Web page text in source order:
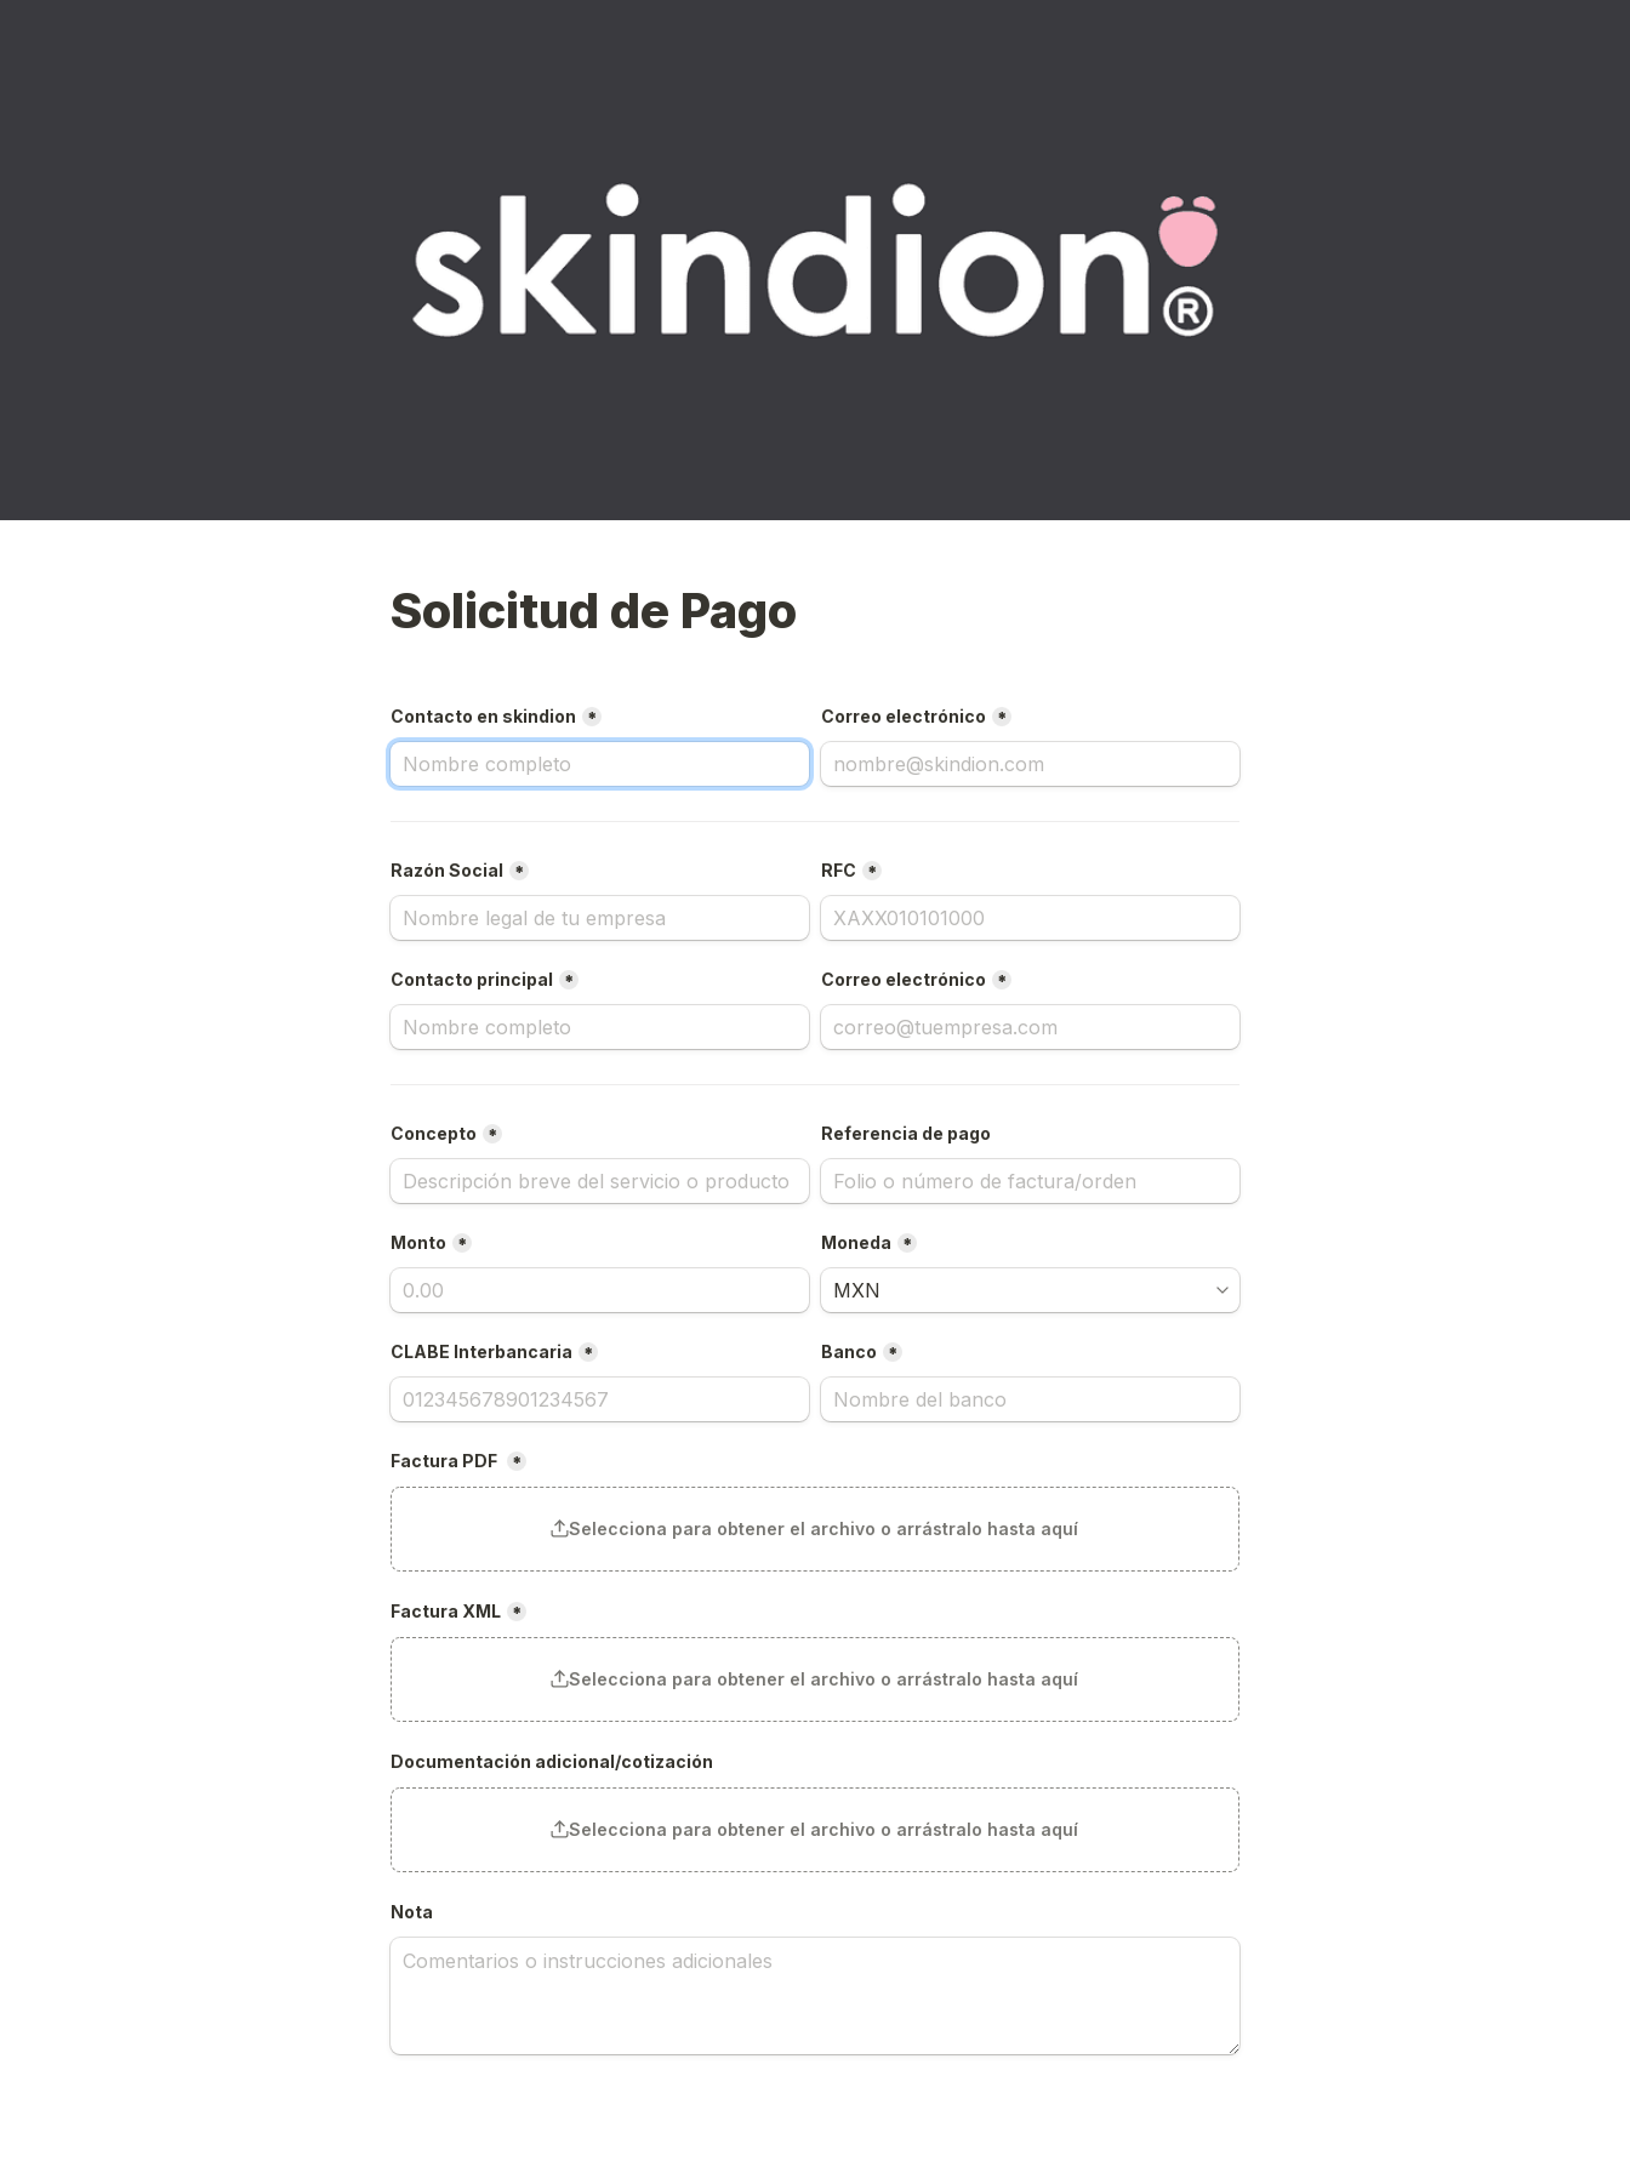
Solicitud de Pago
Contacto en skindion * Correo electrónico *
Razón Social * RFC *
Contacto principal * Correo electrónico *
Concepto * Referencia de pago
Monto * Moneda *
CLABE Interbancaria * Banco *
Factura PDF *
Selecciona para obtener el archivo o arrástralo hasta aquí
Factura XML *
Selecciona para obtener el archivo o arrástralo hasta aquí
Documentación adicional/cotización
Selecciona para obtener el archivo o arrástralo hasta aquí
Nota